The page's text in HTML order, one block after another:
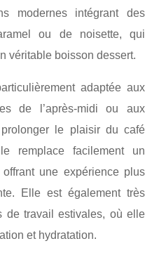
modernes intégrant des
ou de noisette, qui
véritable boisson dessert.
adaptée aux
de l’après-midi ou aux
le plaisir du café
remplace facilement un
une expérience plus
Elle est également très
de travail estivales, où elle
et hydratation.